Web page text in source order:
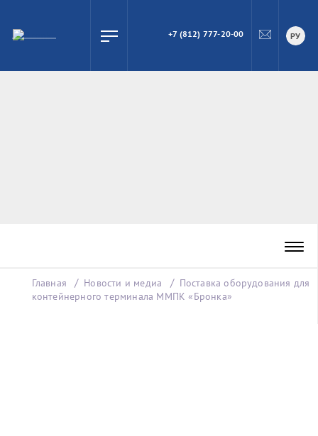
ПОИСК
+7 (812) 777-20-00 РУ
Главная Новости и медиа
Поставка оборудования для
контейнерного терминала ММПК «Бронка»